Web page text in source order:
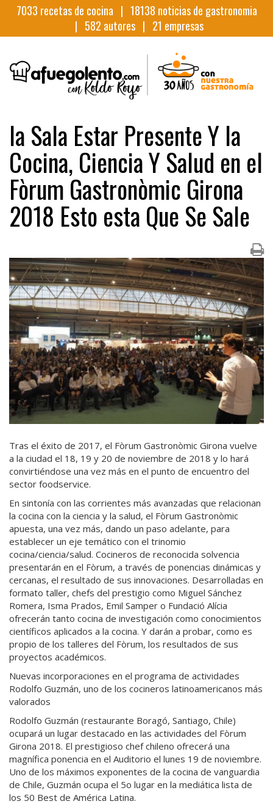
7033 recetas de cocina | 18138 noticias de gastronomia
| 582 autores | 21 empresas
la Sala Estar Presente Y la
Cocina, Ciencia Y Salud en el
Fòrum Gastronòmic Girona
2018 Esto esta Que Se Sale
Tras el éxito de 2017, el Fòrum Gastronòmic Girona vuelve
a la ciudad el 18, 19 y 20 de noviembre de 2018 y lo hará
convirtiéndose una vez más en el punto de encuentro del
sector foodservice.
En sintonía con las corrientes más avanzadas que relacionan
la cocina con la ciencia y la salud, el Fòrum Gastronòmic
apuesta, una vez más, dando un paso adelante, para
establecer un eje temático con el trinomio
cocina/ciencia/salud. Cocineros de reconocida solvencia
presentarán en el Fòrum, a través de ponencias dinámicas y
cercanas, el resultado de sus innovaciones. Desarrolladas en
formato taller, chefs del prestigio como Miguel Sánchez
Romera, Isma Prados, Emil Samper o Fundació Alícia
ofrecerán tanto cocina de investigación como conocimientos
científicos aplicados a la cocina. Y darán a probar, como es
propio de los talleres del Fòrum, los resultados de sus
proyectos académicos.
Nuevas incorporaciones en el programa de actividades
Rodolfo Guzmán, uno de los cocineros latinoamericanos más
valorados
Rodolfo Guzmán (restaurante Boragó, Santiago, Chile)
ocupará un lugar destacado en las actividades del Fòrum
Girona 2018. El prestigioso chef chileno ofrecerá una
magnífica ponencia en el Auditorio el lunes 19 de noviembre.
Uno de los máximos exponentes de la cocina de vanguardia
de Chile, Guzmán ocupa el 5o lugar en la mediática lista de
los 50 Best de América Latina.